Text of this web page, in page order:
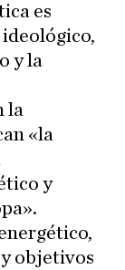
es
y la
la
«la
y
y objetivos